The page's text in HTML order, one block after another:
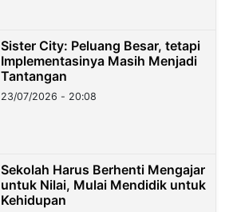
Sister City: Peluang Besar, tetapi
Implementasinya Masih Menjadi
Tantangan
23/07/2026 - 20:08
Sekolah Harus Berhenti Mengajar
untuk Nilai, Mulai Mendidik untuk
Kehidupan